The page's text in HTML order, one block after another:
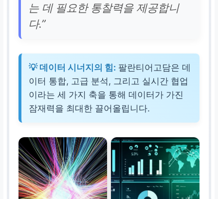
는 데 필요한 통찰력을 제공합니
다.”
💡 데이터 시너지의 힘: 팔란티어고담은 데
이터 통합, 고급 분석, 그리고 실시간 협업
이라는 세 가지 축을 통해 데이터가 가진
잠재력을 최대한 끌어올립니다.